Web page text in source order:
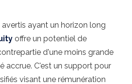
avertis ayant un horizon long
offre un potentiel de
d'une moins grande
accrue. C'est un support pour
visant une rémunération